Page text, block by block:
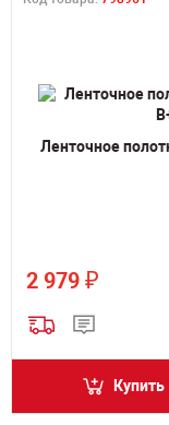
Ленточное
2 979 ₽
Купить